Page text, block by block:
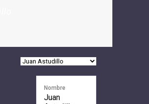
Nombre
Juan